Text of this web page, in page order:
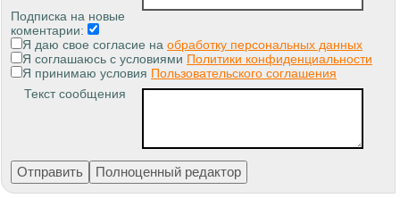
Подписка на новые
коментарии:
Я даю свое согласие на обработку персональных данных
Я соглашаюсь с условиями Политики конфиденциальности
Я принимаю условия Пользовательского соглашения
Текст сообщения